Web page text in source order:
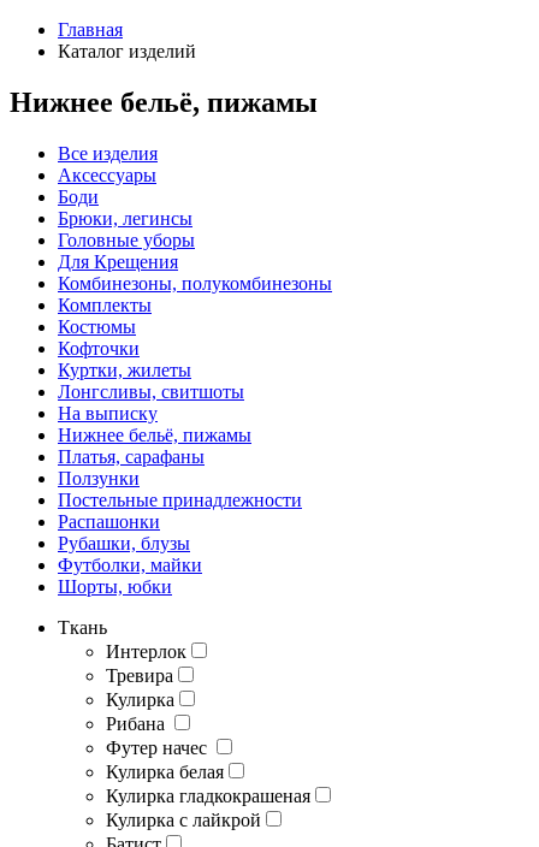
Главная
Каталог изделий
Нижнее бельё, пижамы
Все изделия
Аксесcуары
Боди
Брюки, легинсы
Головные уборы
Для Крещения
Комбинезоны, полукомбинезоны
Комплекты
Костюмы
Кофточки
Куртки, жилеты
Лонгсливы, свитшоты
На выписку
Нижнее бельё, пижамы
Платья, сарафаны
Ползунки
Постельные принадлежности
Распашонки
Рубашки, блузы
Футболки, майки
Шорты, юбки
Ткань
Интерлок
Тревира
Кулирка
Рибана
Футер начес
Кулирка белая
Кулирка гладкокрашеная
Кулирка с лайкрой